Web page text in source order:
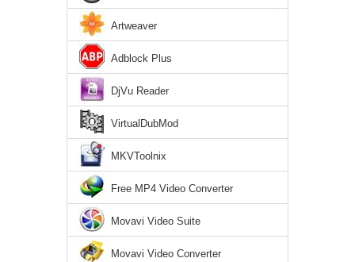
Artweaver
Adblock Plus
DjVu Reader
VirtualDubMod
MKVToolnix
Free MP4 Video Converter
Movavi Video Suite
Movavi Video Converter